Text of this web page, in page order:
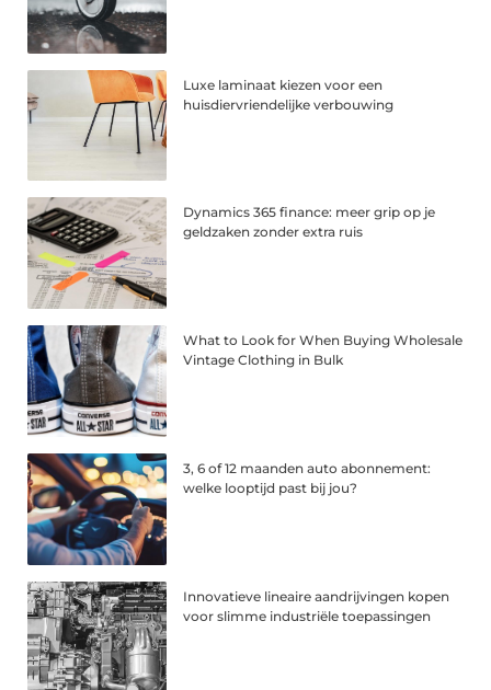
Luxe laminaat kiezen voor een
huisdiervriendelijke verbouwing
Dynamics 365 finance: meer grip op je
geldzaken zonder extra ruis
What to Look for When Buying Wholesale
Vintage Clothing in Bulk
3, 6 of 12 maanden auto abonnement:
welke looptijd past bij jou?
Innovatieve lineaire aandrijvingen kopen
voor slimme industriële toepassingen